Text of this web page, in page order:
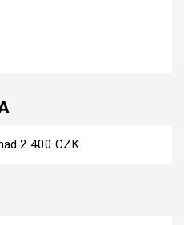
2 400 CZK